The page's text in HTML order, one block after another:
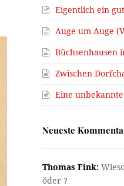
Eigentlich ein
Auge um Auge
Büchsenhausen
Zwischen
Eine
Neueste
Thomas Fink:
öder ?